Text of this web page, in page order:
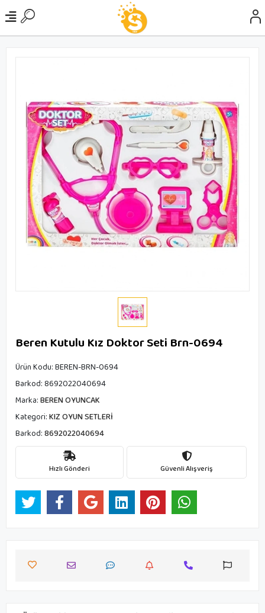
Beren Kutulu Kız Doktor Seti Brn-0694
Ürün Kodu:BEREN-BRN-0694
Barkod:8692022040694
Marka:BEREN OYUNCAK
Kategori:KIZ OYUN SETLERİ
Barkod:8692022040694
Hızlı Gönderi Güvenli Alışveriş